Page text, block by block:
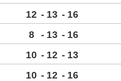
12 - 13 - 16
8 - 13 - 16
10 - 12 - 13
10 - 12 - 16